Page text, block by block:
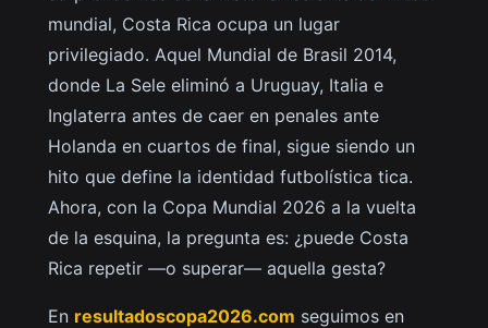
mundial, Costa Rica ocupa un lugar
privilegiado. Aquel Mundial de Brasil 2014,
donde La Sele eliminó a Uruguay, Italia e
Inglaterra antes de caer en penales ante
Holanda en cuartos de final, sigue siendo un
hito que define la identidad futbolística tica.
Ahora, con la Copa Mundial 2026 a la vuelta
de la esquina, la pregunta es: ¿puede Costa
Rica repetir —o superar— aquella gesta?
En resultadoscopa2026.com seguimos en